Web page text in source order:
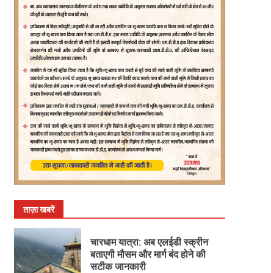
ताज़ा खबरें
चारधाम यात्रा: अब एलईडी स्क्रीन
बताएगी मौसम और मार्ग बंद होने की
सटीक जानकारी